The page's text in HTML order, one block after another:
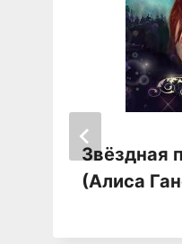
Звёздная
(Алиса